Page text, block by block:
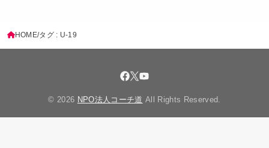
HOME タグ : U-19
© 2026 NPO法人コーチ道 All Rights Reserved.